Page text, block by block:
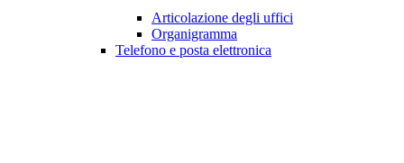
Articolazione degli uffici
Organigramma
Telefono e posta elettronica